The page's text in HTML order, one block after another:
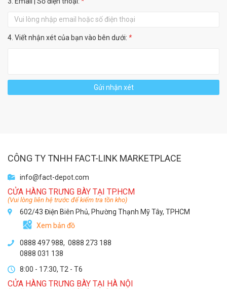
4. Viết nhận xét của bạn vào bên dưới: *
Gửi nhận xét
CÔNG TY TNHH FACT-LINK MARKETPLACE
info@fact-depot.com
CỬA HÀNG TRƯNG BÀY TẠI TP.HCM
(Vui lòng liên hệ trước để kiểm tra tồn kho)
602/43 Điện Biên Phủ, Phường Thạnh Mỹ Tây, TPHCM
Xem bản đồ
0888 497 988, 0888 273 188
0888 031 138
8:00 - 17:30, T2 - T6
CỬA HÀNG TRƯNG BÀY TẠI HÀ NỘI